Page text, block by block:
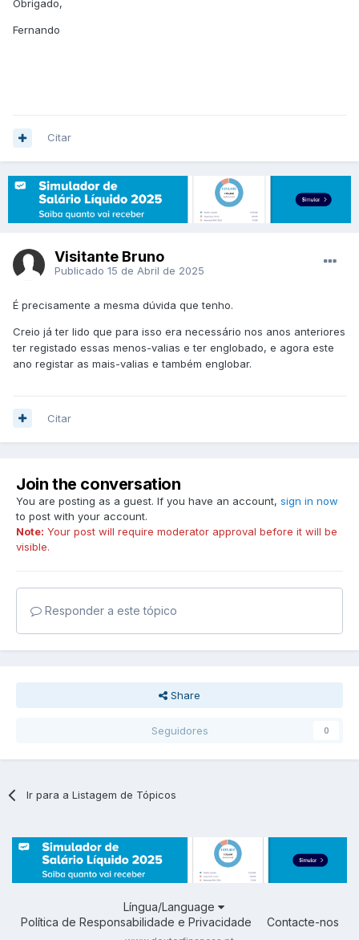
Obrigado,
Fernando
Citar
Visitante Bruno
Publicado 15 de Abril de 2025
É precisamente a mesma dúvida que tenho.
Creio já ter lido que para isso era necessário nos anos anteriores
ter registado essas menos-valias e ter englobado, e agora este
ano registar as mais-valias e também englobar.
Citar
Join the conversation
You are posting as a guest. If you have an account, sign in now
to post with your account.
Note: Your post will require moderator approval before it will be
visible.
Responder a este tópico
Share
Seguidores 0
Ir para a Listagem de Tópicos
Língua/Language
Política de Responsabilidade e Privacidade
Contacte-nos